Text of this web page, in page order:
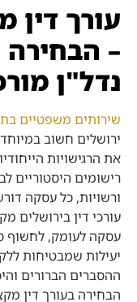
עורך דין
–
נדל"ן
שירותים משפטיים
ירושלים חשוב
את הרגישויות
רישומים היסטוריים
ורשויות, כל עסקה
עורכי דין בירושלים
עסקה לעומק, לחשוף
יעילות שמבטיחות
ההסברים הברורים
הבחירה בעורך דין